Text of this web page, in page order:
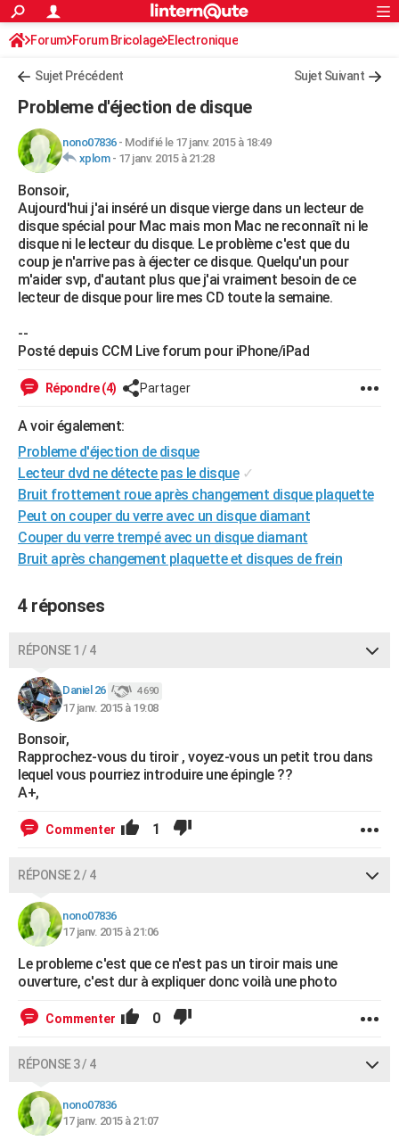
ACTUALITÉS
Politique
Société
Faits Divers
Education
Monde
Villes
+
FINANCE
Retraite
Impôts
Epargne
Immobilier
Risques naturels par ville
Banque
Assurance
Crédit
AUTO
Essais
Réserver un essai
Citadines
Berlines
SUV
Forum auto
+HIGH-TECH
Mobiles
Meilleur smartphone
Internet
Ordinateurs
Jeux vidéo
Guide high-tech
+BRICOLAGE
Forum
Aménagement intérieur
Extérieur
Cuisine
Salle de bains
Jardinage
Rangement
WEEK-END
Guides de France
Art de vivre
Bien-être
Loisirs
ModeModes de vie
SANTE
Alimentation
Guide de la santé
Maladies
Médicaments
Sommeil
VOYAGE
Destinations
City break
Voyage nature
Voyage de noces
Forum
Climat
PHOTO
GUIDES D'ACHAT
BONS PLANS
CARTE DE VOEUX
Carte de Noël
Carte Bonne année
Carte Saint-Valentin
Carte Pâques
Carte d'anniversaire
DICTIONNAIRE
Dictionnaire
Biographies
Citations
Expressions
Proverbes
PROGRAMME TV
AVIS DE DÉCÈS
FORUM
Bricolage
Lifestyle
Culture
Sport
Auto
Television
Voyage
Cinema
S'inscrire
Connexion
Forum Forum Bricolage Electronique
Sujet Précédent Sujet Suivant
Probleme d'éjection de disque
nono07836- Modifié le 17 janv. 2015 à 18:49
xplom- 17 janv. 2015 à 21:28
Bonsoir,
Aujourd'hui j'ai inséré un disque vierge dans un lecteur de
disque spécial pour Mac mais mon Mac ne reconnaît ni le
disque ni le lecteur du disque. Le problème c'est que du
coup je n'arrive pas à éjecter ce disque. Quelqu'un pour
m'aider svp, d'autant plus que j'ai vraiment besoin de ce
lecteur de disque pour lire mes CD toute la semaine.
--
Posté depuis CCM Live forum pour iPhone/iPad
Répondre (4) Partager
A voir également:
Probleme d'éjection de disque
Lecteur dvd ne détecte pas le disque ✓
Bruit frottement roue après changement disque plaquette
Peut on couper du verre avec un disque diamant
Couper du verre trempé avec un disque diamant
Bruit après changement plaquette et disques de frein
4 réponses
RÉPONSE 1 / 4
Daniel 26 4 690
17 janv. 2015 à 19:08
Bonsoir,
Rapprochez-vous du tiroir , voyez-vous un petit trou dans
lequel vous pourriez introduire une épingle ??
A+,
Commenter 1
RÉPONSE 2 / 4
nono07836
17 janv. 2015 à 21:06
Le probleme c'est que ce n'est pas un tiroir mais une
ouverture, c'est dur à expliquer donc voilà une photo
Commenter 0
RÉPONSE 3 / 4
nono07836
17 janv. 2015 à 21:07